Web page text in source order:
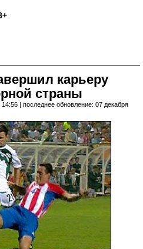
карьеру
страны
| последнее обновление: 07 декабря